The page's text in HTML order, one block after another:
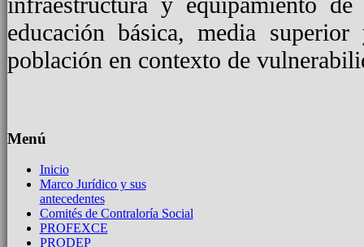
educación básica, media
población en contexto de
Menú
Inicio
Marco Jurídico y sus
antecedentes
Comités de Contraloría Social
PROFEXCE
PRODEP